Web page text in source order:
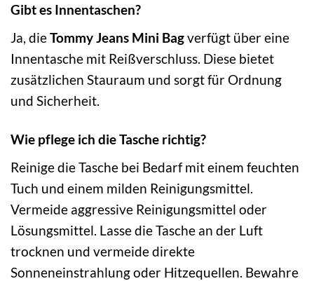
Gibt es Innentaschen?
Ja, dieTommy Jeans Mini Bagverfügt über eine
Innentasche mit Reißverschluss. Diese bietet
zusätzlichen Stauraum und sorgt für Ordnung
und Sicherheit.
Wie pflege ich die Tasche richtig?
Reinige die Tasche bei Bedarf mit einem feuchten
Tuch und einem milden Reinigungsmittel.
Vermeide aggressive Reinigungsmittel oder
Lösungsmittel. Lasse die Tasche an der Luft
trocknen und vermeide direkte
Sonneneinstrahlung oder Hitzequellen. Bewahre